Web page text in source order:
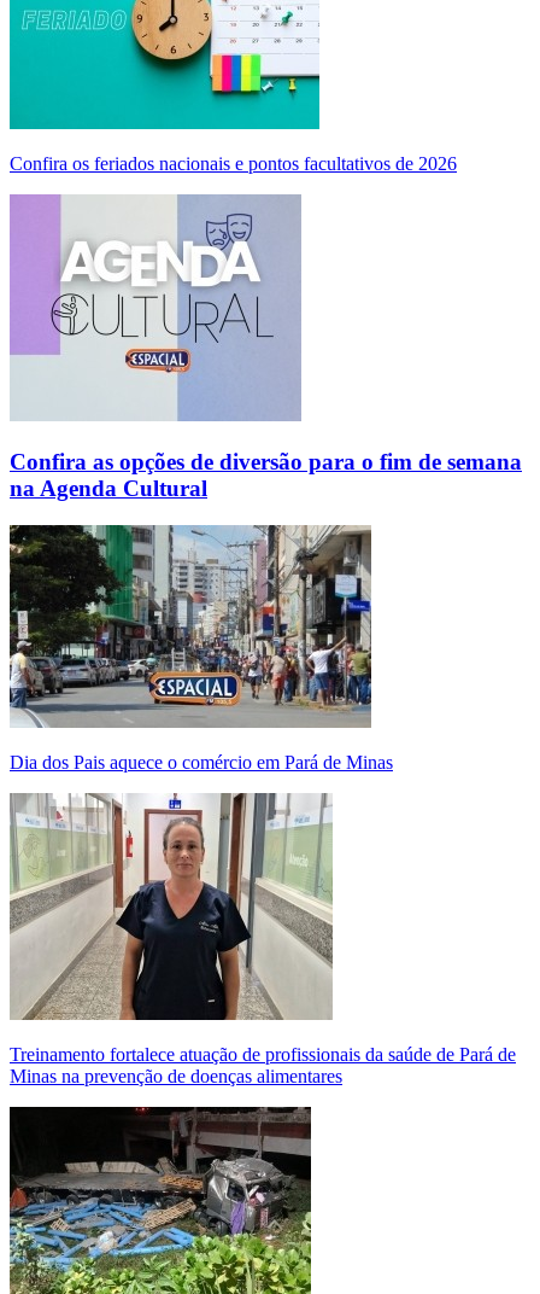
Confira os feriados nacionais e pontos facultativos de 2026
Confira as opções de diversão para o fim de semana
na Agenda Cultural
Dia dos Pais aquece o comércio em Pará de Minas
Treinamento fortalece atuação de profissionais da saúde de Pará de
Minas na prevenção de doenças alimentares